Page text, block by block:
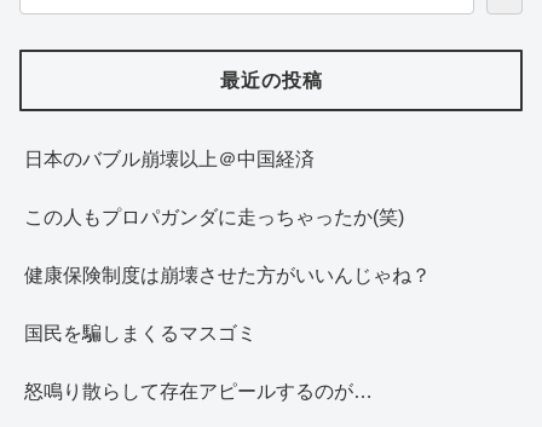
最近の投稿
日本のバブル崩壊以上＠中国経済
この人もプロパガンダに走っちゃったか(笑)
健康保険制度は崩壊させた方がいいんじゃね？
国民を騙しまくるマスゴミ
怒鳴り散らして存在アピールするのが…